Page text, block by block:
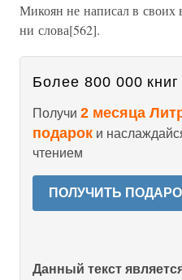
Микоян не написал в своих
ни слова[562].
Более 800 000
Получи 2 месяца
подарок и
чтением
ПОЛУЧИТЬ
Данный текст